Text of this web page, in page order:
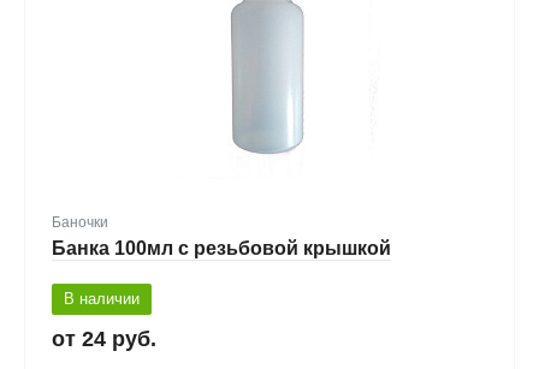
Баночки
Банка 100мл с резьбовой крышкой
В наличии
24 руб.